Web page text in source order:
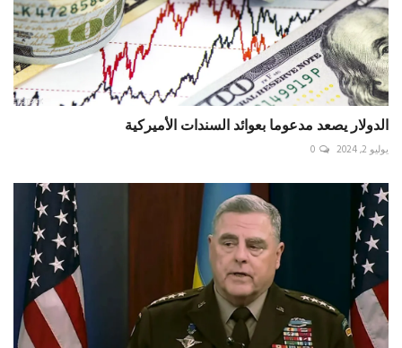
الدولار يصعد مدعوما بعوائد السندات الأميركية
يوليو 2, 2024 0